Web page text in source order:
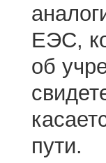
ЕЭС,
об
пути.